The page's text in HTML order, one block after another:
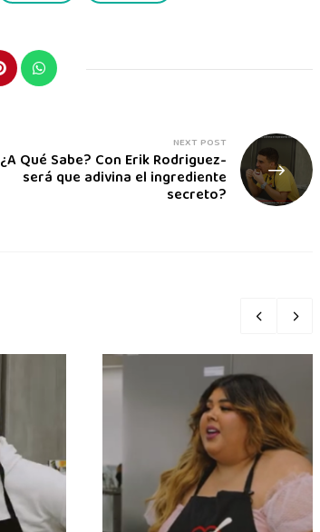
NEXT POST
¿A Qué Sabe? Con Erik Rodriguez-
será que adivina el ingrediente
secreto?